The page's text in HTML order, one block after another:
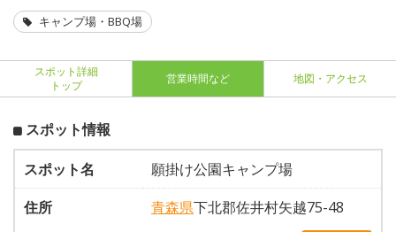
キャンプ場・BBQ場
スポット詳細
トップ
営業時間など 地図・アクセス
スポット情報
スポット名
願掛け公園キャンプ場
住所
青森県下北郡佐井村矢越75-48